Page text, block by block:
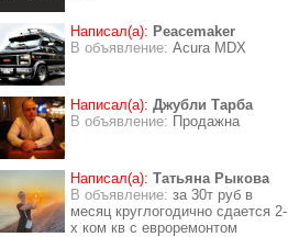
Написал(а): Peacemaker
В объявление: Acura MDX
Написал(а): Джубли Тарба
В объявление: Продажна
Написал(а): Татьяна Рыкова
В объявление: за 30т руб в
месяц круглогодично сдается 2-
х ком кв с евроремонтом